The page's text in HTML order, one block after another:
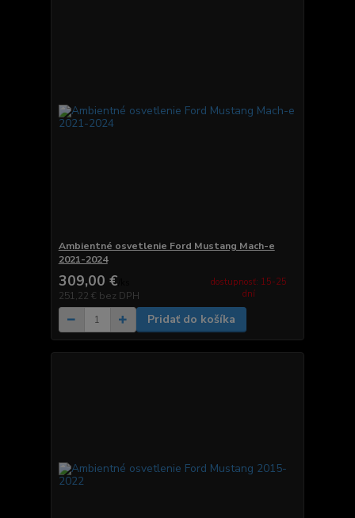
Ambientné osvetlenie Ford Mustang Mach-e
2021-2024
309,00 €
251,22 € bez DPH
dostupnosť: 15-25
dní
Pridať do košíka